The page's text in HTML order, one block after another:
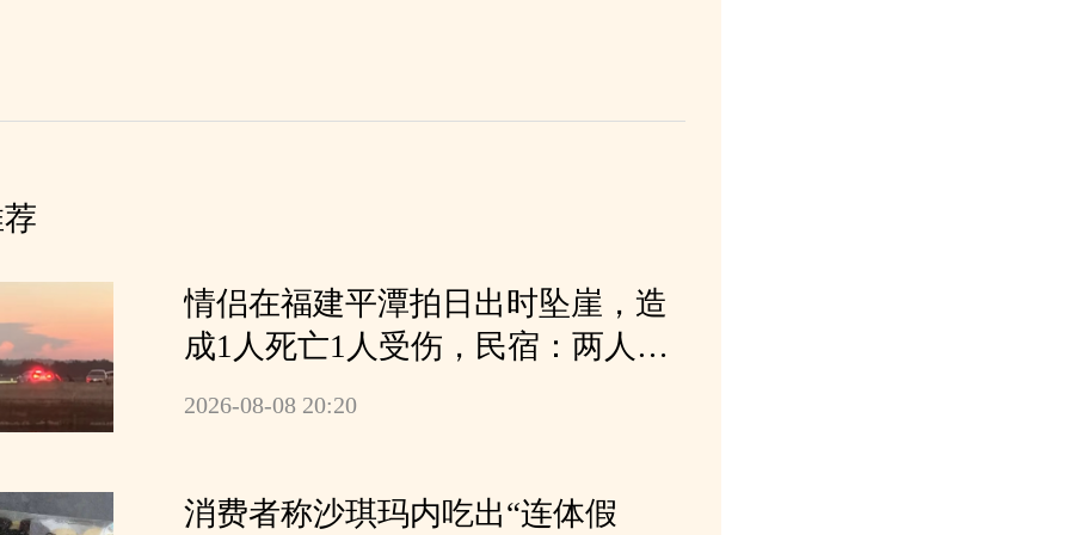
情侣在福建平潭拍日出时坠崖，造
成1人死亡1人受伤，民宿：两人在
公共礁石区翻墙拍照时坠落
2026-08-08 20:20
消费者称沙琪玛内吃出“连体假